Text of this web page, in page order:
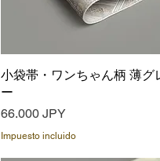
Vista rápida
小袋帯・ワンちゃん柄 薄グ
ー
Precio
66.000 JPY
Impuesto incluido